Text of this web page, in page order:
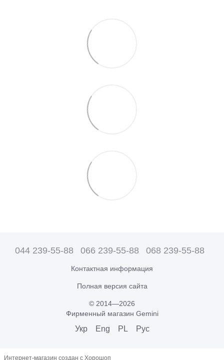
044 239-55-88 066 239-55-88 068 239-55-88
Контактная информация
Полная версия сайта
© 2014—2026
Фирменный магазин Gemini
Укр Eng PL Рус
Интернет-магазин создан с Хорошоп